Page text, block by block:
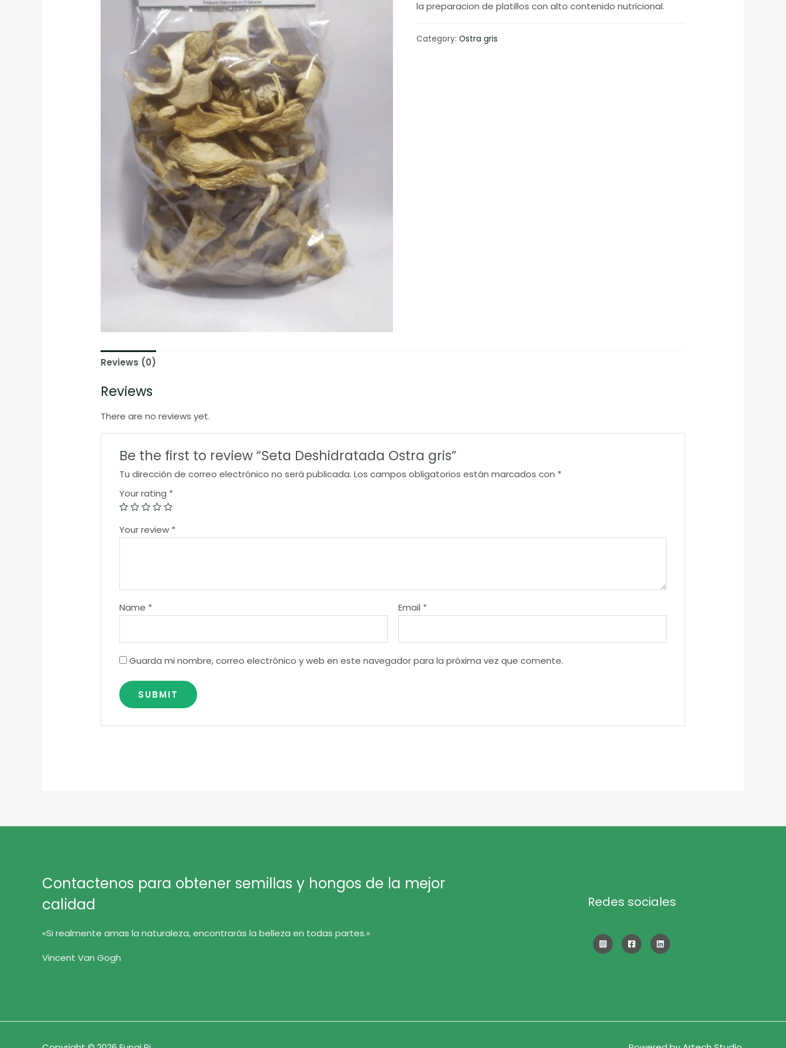
la preparacion de platillos con alto contenido nutricional.
Category: Ostra gris
Reviews (0)
Reviews
There are no reviews yet.
Be the first to review “Seta Deshidratada Ostra gris”
Tu dirección de correo electrónico no será publicada. Los campos obligatorios están marcados con *
Your rating *
Your review *
Name * Email *
Guarda mi nombre, correo electrónico y web en este navegador para la próxima vez que comente.
Contactenos para obtener semillas y hongos de la mejor
calidad
«Si realmente amas la naturaleza, encontrarás la belleza en todas partes.»
Vincent Van Gogh
Redes sociales